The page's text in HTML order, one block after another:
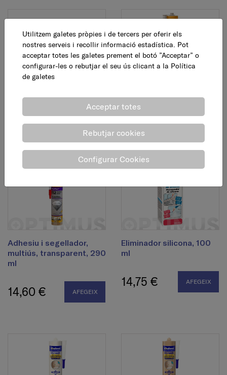
multiús, marró, 290 ml
11,30 € AFEGEIX
multiús, negre, 290 ml
11,30 € AFEGEIX
Adhesiu i segellador,
multiús, transparent, 290
ml
14,60 € AFEGEIX
Eliminador silicona, 100
ml
14,75 € AFEGEIX
Utilitzem galetes pròpies i de tercers per oferir els
nostres serveis i recollir informació estadística. Pot
acceptar totes les galetes prement el botó ”Acceptar” o
configurar-les o rebutjar el seu ús clicant a la Política
de galetes
Acceptar totes
Rebutjar cookies
Configurar Cookies